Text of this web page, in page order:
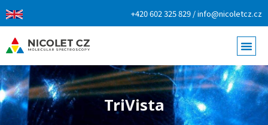
+420 602 325 829 / info@nicoletcz.cz
TriVista